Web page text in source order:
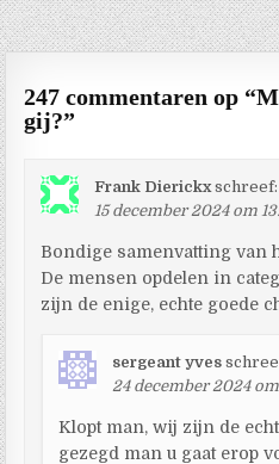
247 commentaren op “
gij?”
Frank Dierickx schreef:
15 december 2024 om
Bondige samenvatting van
De mensen opdelen in
zijn de enige, echte goede
sergeant yves
24 december 2024
Klopt man, wij zijn de
gezegd man u gaat erop